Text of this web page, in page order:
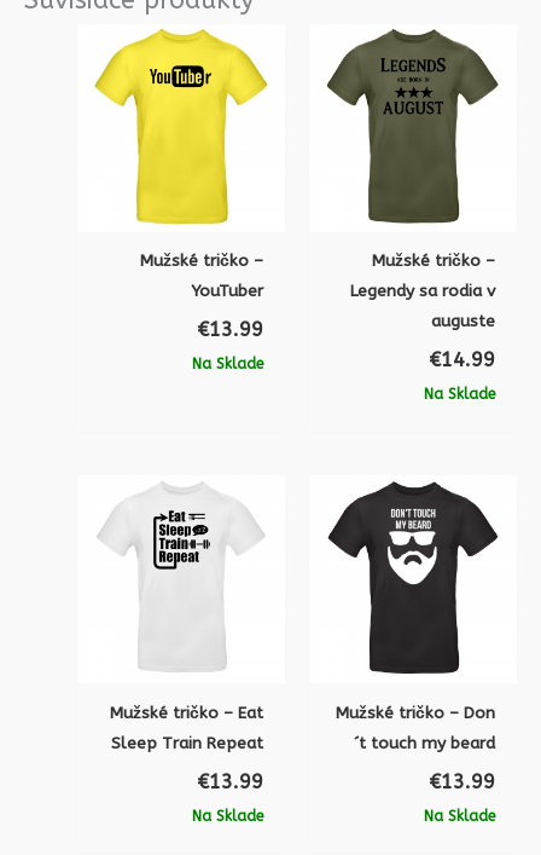
Mužské tričko –
YouTuber
€13.99
Na Sklade
Mužské tričko –
Legendy sa rodia v
auguste
€14.99
Na Sklade
Mužské tričko – Eat
Sleep Train Repeat
€13.99
Na Sklade
Mužské tričko – Don
´t touch my beard
€13.99
Na Sklade